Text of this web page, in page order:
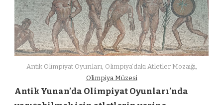
Antik Olimpiyat Oyunları, Olimpiya’daki Atletler Mozaiği,
Olimpiya Müzesi
Antik Yunan’da Olimpiyat Oyunları’nda